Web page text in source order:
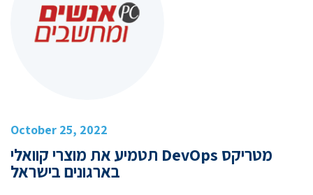
October 25, 2022
מטריקס DevOps תטמיע את מוצרי קוואלי
בארגונים בישראל